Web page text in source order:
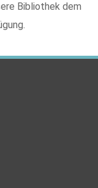
Bibliothek dem